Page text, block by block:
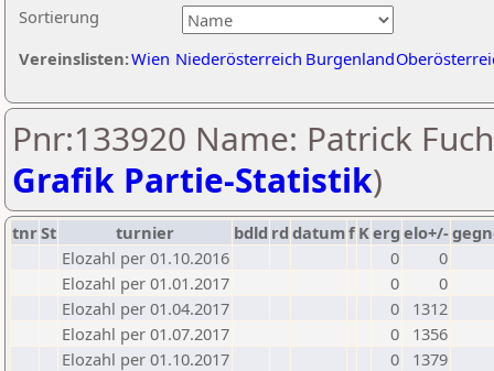
Sortierung
Vereinslisten:Wien Niederösterreich Burgenland
Pnr:133920 Name: Patrick
Grafik Partie-Statistik)
tnrSt turnier bdld rd datumf Kerg elo+/-
Elozahl per 01.10.2016
0
0
Elozahl per 01.01.2017
0
0
Elozahl per 01.04.2017
0
1312
Elozahl per 01.07.2017
0
1356
Elozahl per 01.10.2017
0
1379